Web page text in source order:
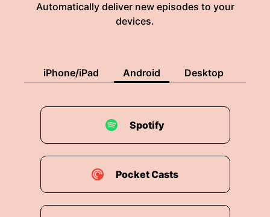
Automatically deliver new episodes to your
devices.
iPhone/iPad Android Desktop
Spotify
Pocket Casts